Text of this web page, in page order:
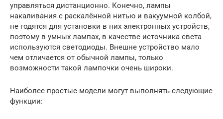
управляться дистанционно. Конечно, лампы
накаливания с раскалённой нитью и вакуумной колбой,
не годятся для установки в них электронных устройств,
поэтому в умных лампах, в качестве источника света
используются светодиоды. Внешне устройство мало
чем отличается от обычной лампы, только
возможности такой лампочки очень широки.
Наиболее простые модели могут выполнять следующие
функции: